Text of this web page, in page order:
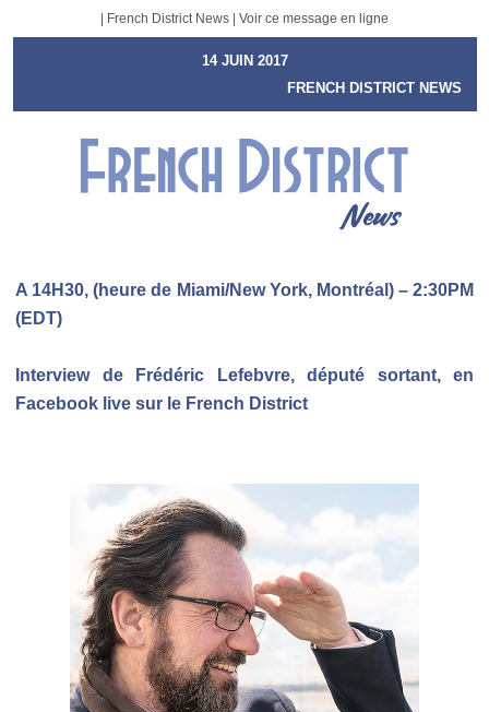
| French District News | Voir ce message en ligne
14 JUIN 2017
FRENCH DISTRICT NEWS
A 14H30, (heure de Miami/New York, Montréal) – 2:30PM
(EDT)
Interview de Frédéric Lefebvre, député sortant, en
Facebook live sur le French District